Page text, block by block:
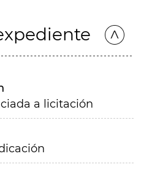
a licitación